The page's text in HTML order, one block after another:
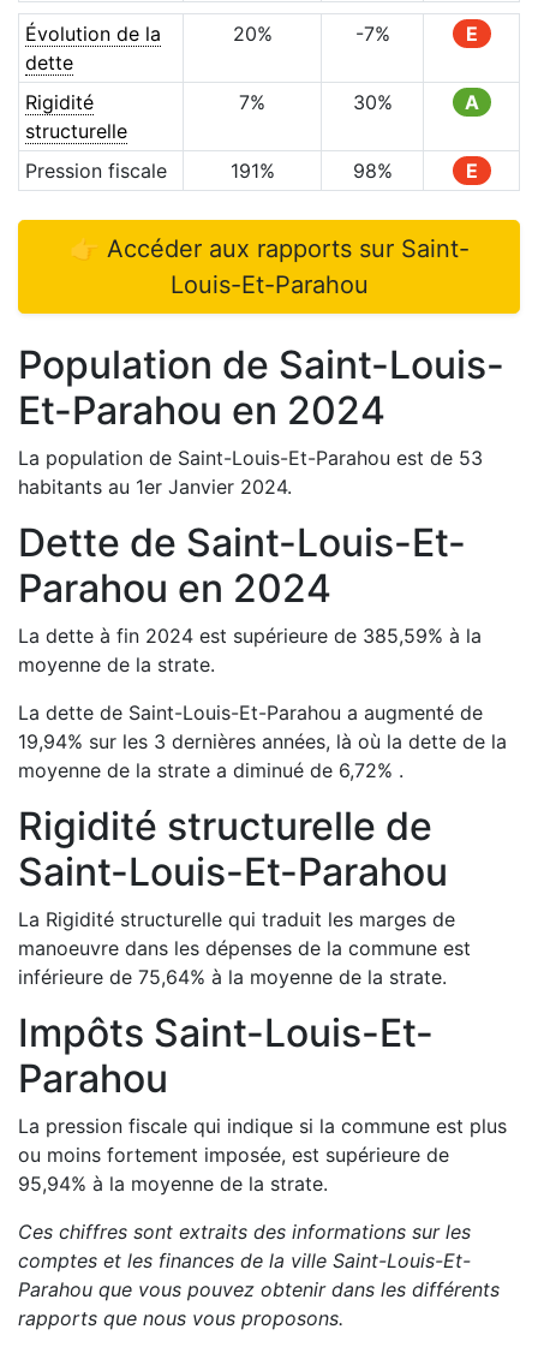
Évolution de la
dette
20% -7% E
Rigidité
structurelle
7% 30% A
Pression fiscale 191% 98% E
👉 Accéder aux rapports sur Saint-
Louis-Et-Parahou
Population de Saint-Louis-
Et-Parahou en 2024
La population de Saint-Louis-Et-Parahou est de 53
habitants au 1er Janvier 2024.
Dette de Saint-Louis-Et-
Parahou en 2024
La dette à fin 2024 est supérieure de 385,59% à la
moyenne de la strate.
La dette de Saint-Louis-Et-Parahou a augmenté de
19,94% sur les 3 dernières années, là où la dette de la
moyenne de la strate a diminué de 6,72% .
Rigidité structurelle de
Saint-Louis-Et-Parahou
La Rigidité structurelle qui traduit les marges de
manoeuvre dans les dépenses de la commune est
inférieure de 75,64% à la moyenne de la strate.
Impôts Saint-Louis-Et-
Parahou
La pression fiscale qui indique si la commune est plus
ou moins fortement imposée, est supérieure de
95,94% à la moyenne de la strate.
Ces chiffres sont extraits des informations sur les
comptes et les finances de la ville Saint-Louis-Et-
Parahou que vous pouvez obtenir dans les différents
rapports que nous vous proposons.